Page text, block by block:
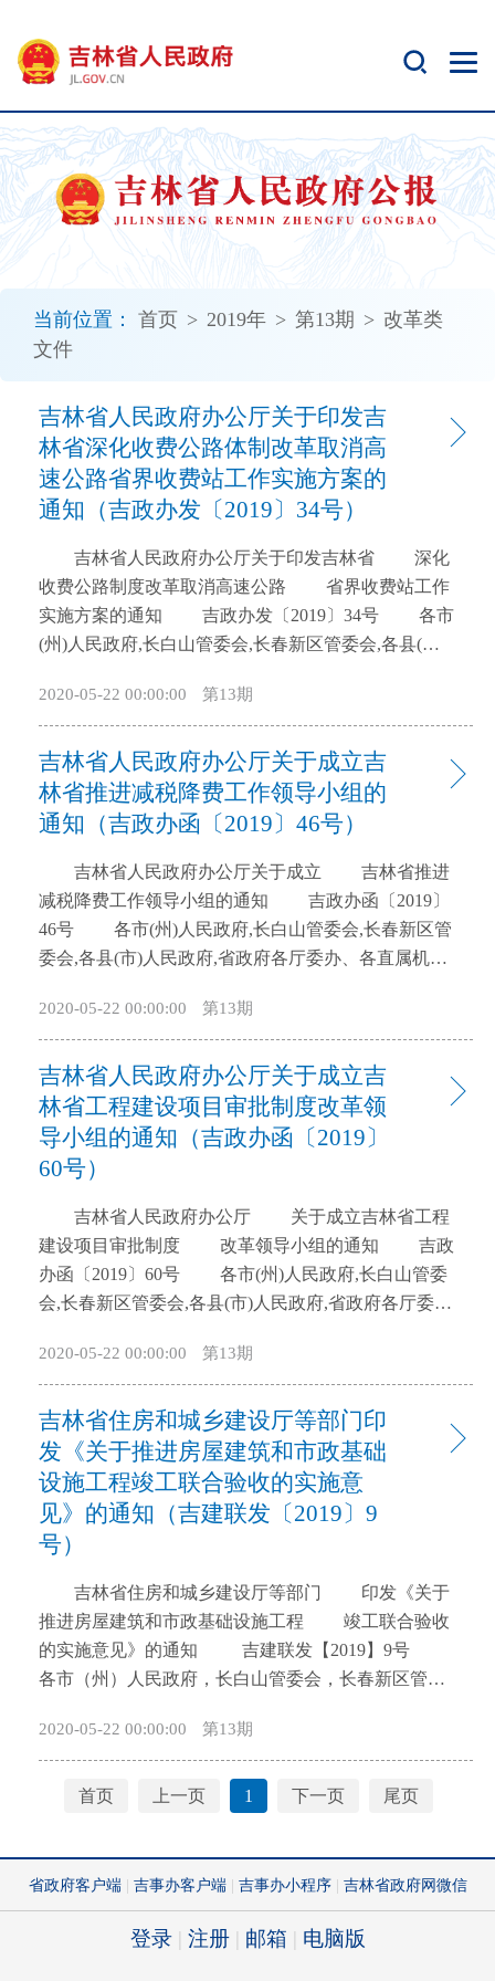
当前位置： 首页 > 2019年 > 第13期 > 改革类
文件
吉林省人民政府办公厅关于印发吉
林省深化收费公路体制改革取消高
速公路省界收费站工作实施方案的
通知（吉政办发〔2019〕34号）
吉林省人民政府办公厅关于印发吉林省 深化
收费公路制度改革取消高速公路 省界收费站工作
实施方案的通知 吉政办发〔2019〕34号 各市
(州)人民政府,长白山管委会,长春新区管委会,各县(市)
省深化收费公路制度改革取消高速公路省界收费站工
作实施方案》已经省政府同意,现印发给你们,请结合实
际,认真抓好落实。 吉林省人民政府办公厅
2019年6月27日 (此件公开发布) 吉林省深化
收费公路制度改革 取消高速公路省界收费站工作
发深化收费公路制度改革取消高速公路省界收费站实
施方案的通知》(国办发〔2019〕23号)精神,按照《交
通运输部关于认真做好深化收费公路制度改革取消高
速公路省界收费站有关工作的通知》(交公路明电
速公路ETC发展应用工作的通知》(交办公路明电
〔2019〕45号)要求,确保我省取消高速公路省界收费站
工作顺利实施,制定本方案。 一、总体要求
按照“远近结合、统筹谋划,科学设计、有序推进,安全
稳定、提效降费”的原则,到2019年底,取消我省与辽
宁、黑龙江、内蒙古三省区共计11处高速公路省界收
2019年底,全省汽车ETC安装率达到80%以上,通行高速
公路车辆的ETC使用率达到90%以上,提升人民群众的
获得感、幸福感、安全感。 二、重点任务
(一)加快建设完善高速公路收费体系。按照国家取消
运营和服务规则、网络安全防护体系建设要求,完成高
速公路省级联网收费中心、分中心、收费站、收费车
道、ETC门架系统的硬件及软件标准化建设改造,以及
全省高速公路通信系统升级、拆除省界收费站等工
程。(省交通运输厅、吉高集团负责,2019年10月底前完
成)开展与国家收费公路系统联调联试,联网运行,实现
新旧系统切换。(省交通运输厅、吉高集团负责,2019年
推动吉林省高速公路ETC发展应用实施方案。(省交通
运输厅负责,2019年6月底前完成)实现机动车注册登记
信息共享,便利车辆安装ETC车载装置。(省公安厅、省
交通运输厅负责,2019年7月底前完成)组织机关事业单
等特种车辆率先完成ETC安装。(省管局、省财政厅、
省公安厅、省国资委及各市〔州〕、县〔市〕政府按
职责分工负责,省交通运输厅、吉高集团配合,2019年7
完成)组织发行单位、金融保险机构及其他合作机构多
渠道发行,加大互联网发行力度,鼓励发行机构通过银行
业统一APP云闪付开展发行工作,提高绑定ETC工作效
2020-05-22 00:00:00 第13期
吉林省人民政府办公厅关于成立吉
林省推进减税降费工作领导小组的
通知（吉政办函〔2019〕46号）
吉林省人民政府办公厅关于成立 吉林省推进
减税降费工作领导小组的通知 吉政办函〔2019〕
46号 各市(州)人民政府,长白山管委会,长春新区管
委会,各县(市)人民政府,省政府各厅委办、各直属机构:
政府决定成立吉林省推进减税降费工作领导小组。现
将领导小组组成人员名单通知如下: 组 长：
吴靖平 副省长 副组长： 冯喜亮 省政府副秘
书长 成 员： 谢忠岩 省财政厅厅长 孙德
华 省发展改革委巡视员 吴 兰 省人力资源社会保
障厅厅长 刘顺昌 省市场监管厅副厅长 毕克
党委书记 吉林省推进减税降费工作领导小组办公
室设在省财政厅,办公室主任由省财政厅厅长谢忠岩兼
任。领导小组办公室不刻制印章,工作行文时由省财政
厅代章。 吉林省人民政府办公厅 2019年4月
2020-05-22 00:00:00 第13期
吉林省人民政府办公厅关于成立吉
林省工程建设项目审批制度改革领
导小组的通知（吉政办函〔2019〕
60号）
吉林省人民政府办公厅 关于成立吉林省工程
建设项目审批制度 改革领导小组的通知 吉政
办函〔2019〕60号 各市(州)人民政府,长白山管委
会,长春新区管委会,各县(市)人民政府,省政府各厅委
全面开展工程建设项目审批制度改革的实施意见》(国
办发〔2019〕11号)要求,加快推进我省工程建设项目审
批制度改革工作,省政府决定成立吉林省工程建设项目
审批制度改革领导小组。现将领导小组组成人员名单
通知如下: 组长: 景俊海 省长 常务副组
长: 吴靖平 副省长 副组长: 石玉钢 副省
长 侯淅珉 副省长 刘金波 副省长 李 悦
副省长 朱天舒 副省长 成员: 李继东 省政
府副秘书长 张凯明 省政府副秘书长 吴胜丰
省政府副秘书长 冯喜亮 省政府副秘书长 省
政府副秘书长 贾树城 省政府副秘书长 徐
亮 省政府副秘书长 安桂武 省发展改革委主任
法厅厅长 谢忠岩 省财政厅厅长 吴 兰 省人
力资源社会保障厅厅长 李相国 省自然资源厅厅长
孙 铁 省生态环境厅厅长 孙众志 省住房城
厅长 省应急厅厅长 刘化文 省市场监管厅厅
长 王成胜 省广电局局长 王涌慧 省人防办主
任 宋 刚 省政务服务和数字化局局长 金喜
2020-05-22 00:00:00 第13期
吉林省住房和城乡建设厅等部门印
发《关于推进房屋建筑和市政基础
设施工程竣工联合验收的实施意
见》的通知（吉建联发〔2019〕9
号）
吉林省住房和城乡建设厅等部门 印发《关于
推进房屋建筑和市政基础设施工程 竣工联合验收
的实施意见》的通知 吉建联发【2019】9号
各市（州）人民政府，长白山管委会，长春新区管委
政府： 《关于推进房屋建筑和市政基础设施工程
竣工联合验收的实施意见》已经省政府常务会议讨论
通过，现发给你们，请认真贯彻落实。
吉林省人民防空办公室 吉林省政务服务和数
字化建设管理局 吉林省通信管理局 吉林省气
象局 国网吉林电力有限公司 2019年2月19日
2020-05-22 00:00:00 第13期
首页 上一页 1 下一页 尾页
开
无
障
碍
说
明